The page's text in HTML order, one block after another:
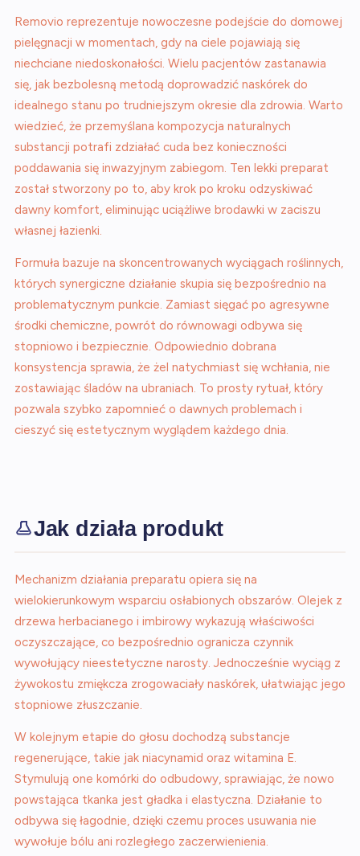
Removio reprezentuje nowoczesne podejście do domowej
pielęgnacji w momentach, gdy na ciele pojawiają się
niechciane niedoskonałości. Wielu pacjentów zastanawia
się, jak bezbolesną metodą doprowadzić naskórek do
idealnego stanu po trudniejszym okresie dla zdrowia. Warto
wiedzieć, że przemyślana kompozycja naturalnych
substancji potrafi zdziałać cuda bez konieczności
poddawania się inwazyjnym zabiegom. Ten lekki preparat
został stworzony po to, aby krok po kroku odzyskiwać
dawny komfort, eliminując uciążliwe brodawki w zaciszu
własnej łazienki.
Formuła bazuje na skoncentrowanych wyciągach roślinnych,
których synergiczne działanie skupia się bezpośrednio na
problematycznym punkcie. Zamiast sięgać po agresywne
środki chemiczne, powrót do równowagi odbywa się
stopniowo i bezpiecznie. Odpowiednio dobrana
konsystencja sprawia, że żel natychmiast się wchłania, nie
zostawiając śladów na ubraniach. To prosty rytuał, który
pozwala szybko zapomnieć o dawnych problemach i
cieszyć się estetycznym wyglądem każdego dnia.
Jak działa produkt
Mechanizm działania preparatu opiera się na
wielokierunkowym wsparciu osłabionych obszarów. Olejek z
drzewa herbacianego i imbirowy wykazują właściwości
oczyszczające, co bezpośrednio ogranicza czynnik
wywołujący nieestetyczne narosty. Jednocześnie wyciąg z
żywokostu zmiękcza zrogowaciały naskórek, ułatwiając jego
stopniowe złuszczanie.
W kolejnym etapie do głosu dochodzą substancje
regenerujące, takie jak niacynamid oraz witamina E.
Stymulują one komórki do odbudowy, sprawiając, że nowo
powstająca tkanka jest gładka i elastyczna. Działanie to
odbywa się łagodnie, dzięki czemu proces usuwania nie
wywołuje bólu ani rozległego zaczerwienienia.